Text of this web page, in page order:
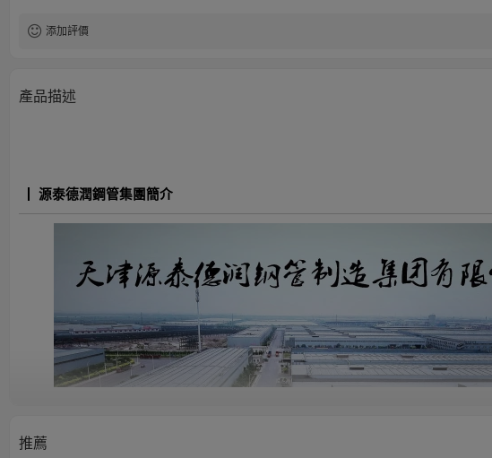
付款方式
供應能力
添加評價
產品描述
源泰德潤鋼管集團簡介
推薦